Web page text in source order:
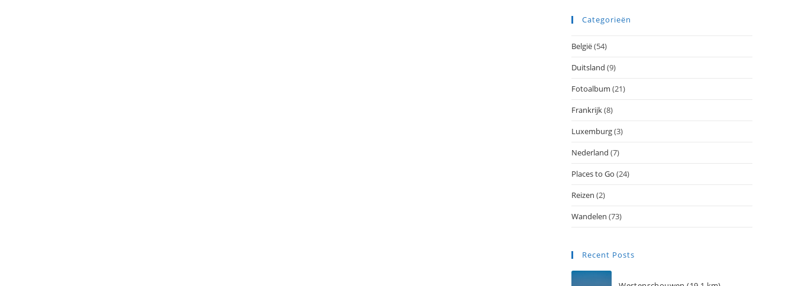
Categorieën
België(54)
Duitsland (9)
Fotoalbum (21)
Frankrijk(8)
Luxemburg(3)
Nederland (7)
Places to Go (24)
Reizen (2)
Wandelen (73)
Recent Posts